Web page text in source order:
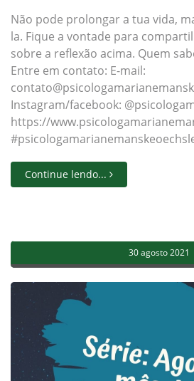
Não pode prolongar a tua vida,
la. Fique a vontade para
sobre a reflexão acima. Quem
Entre em contato: E-mail:
Instagram/facebook:
https://
Continue lendo...
30 agosto 2021